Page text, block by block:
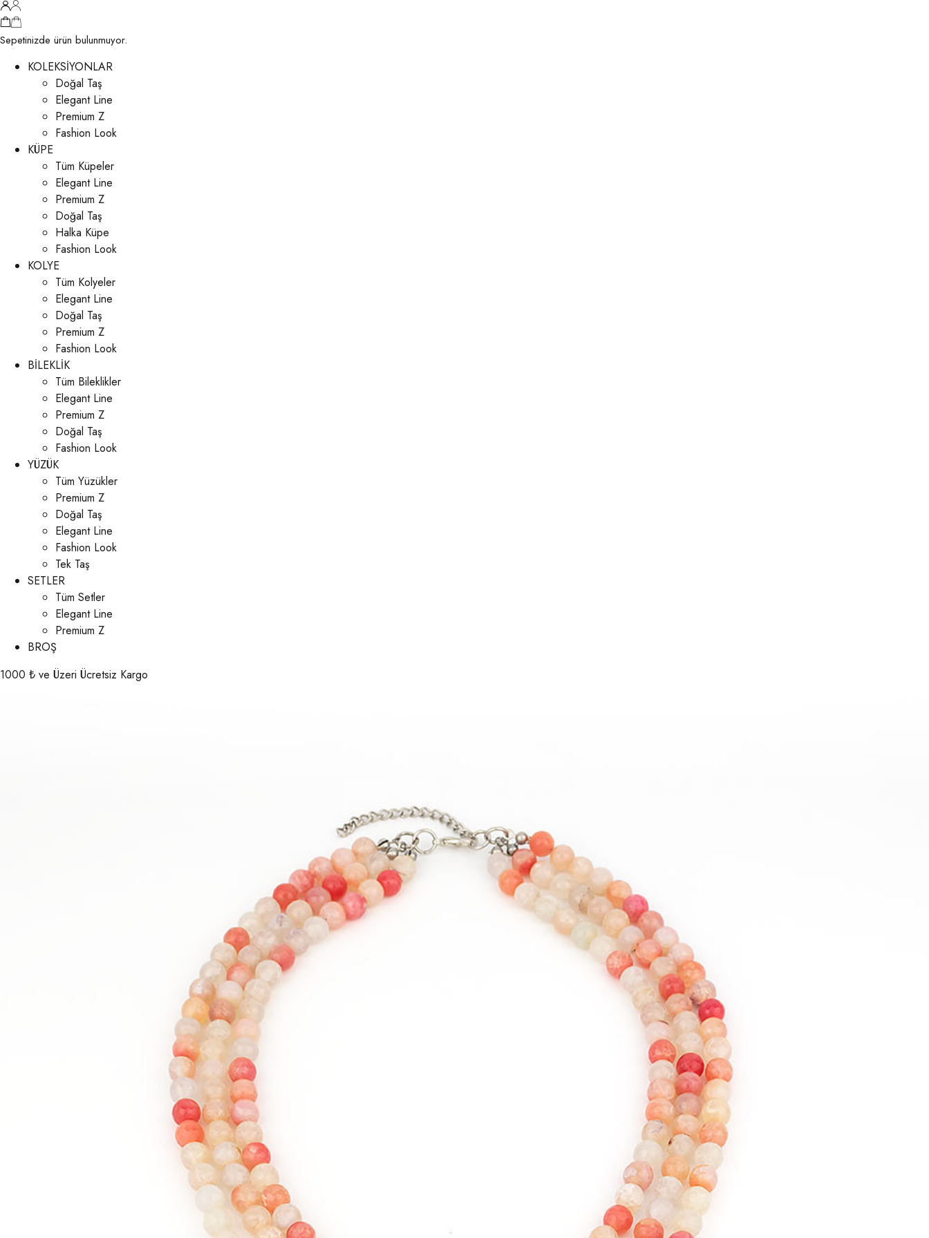
Sepetinizde ürün bulunmuyor.
KOLEKSİYONLAR
Doğal Taş
Elegant Line
Premium Z
Fashion Look
KÜPE
Tüm Küpeler
Elegant Line
Premium Z
Doğal Taş
Halka Küpe
Fashion Look
KOLYE
Tüm Kolyeler
Elegant Line
Doğal Taş
Premium Z
Fashion Look
BİLEKLİK
Tüm Bileklikler
Elegant Line
Premium Z
Doğal Taş
Fashion Look
YÜZÜK
Tüm Yüzükler
Premium Z
Doğal Taş
Elegant Line
Fashion Look
Tek Taş
SETLER
Tüm Setler
Elegant Line
Premium Z
BROŞ
1000 ₺ ve Üzeri Ücretsiz Kargo